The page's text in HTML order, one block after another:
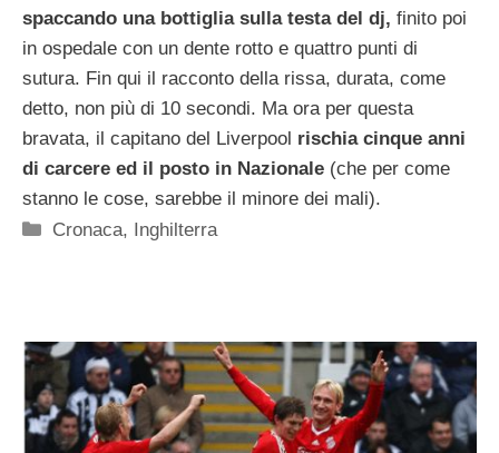
spaccando una bottiglia sulla testa del dj, finito poi
in ospedale con un dente rotto e quattro punti di
sutura. Fin qui il racconto della rissa, durata, come
detto, non più di 10 secondi. Ma ora per questa
bravata, il capitano del Liverpool rischia cinque anni
di carcere ed il posto in Nazionale (che per come
stanno le cose, sarebbe il minore dei mali).
Categorie
Cronaca, Inghilterra